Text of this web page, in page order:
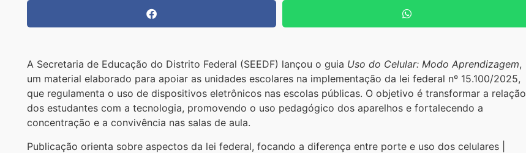
A Secretaria de Educação do Distrito Federal (SEEDF) lançou o guia Uso do Celular: Modo Aprendizagem,
um material elaborado para apoiar as unidades escolares na implementação da lei federal nº 15.100/2025,
que regulamenta o uso de dispositivos eletrônicos nas escolas públicas. O objetivo é transformar a relação
dos estudantes com a tecnologia, promovendo o uso pedagógico dos aparelhos e fortalecendo a
concentração e a convivência nas salas de aula.
Publicação orienta sobre aspectos da lei federal, focando a diferença entre porte e uso dos celulares |